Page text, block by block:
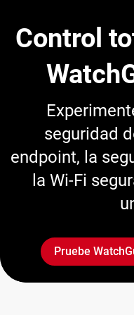
Control
seguridad
endpoint, la
la Wi-Fi
Pruebe